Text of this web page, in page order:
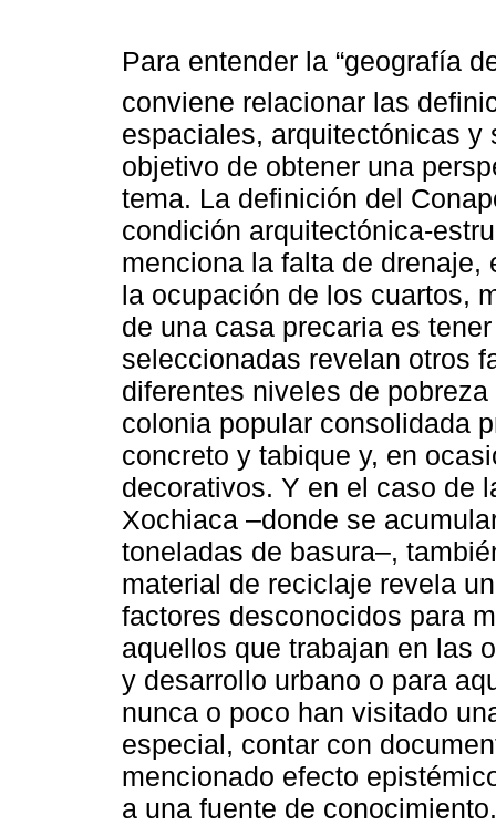
Para entender la “geografía
conviene relacionar las
espaciales, arquitectónicas
objetivo de obtener una
tema. La definición del
condición arquitectónica-
menciona la falta de
la ocupación de los cuartos,
de una casa precaria es
seleccionadas revelan otros
diferentes niveles de pobreza
colonia popular consolidada
concreto y tabique y, en
decorativos. Y en el caso de
Xochiaca –donde se
toneladas de basura–,
material de reciclaje revela
factores desconocidos para
aquellos que trabajan en las
y desarrollo urbano o para
nunca o poco han visitado
especial, contar con
mencionado efecto
a una fuente de conocimiento.